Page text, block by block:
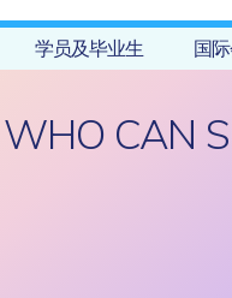
学员及毕业生 国
CAN